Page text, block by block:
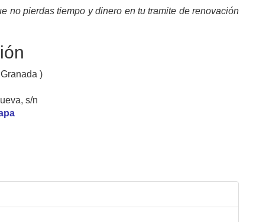
no pierdas tiempo y dinero en tu tramite de renovación
)
s/n